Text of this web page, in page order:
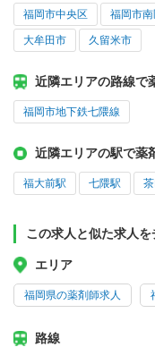
福岡市中央区 福岡市南
大牟田市 久留米市
近隣エリアの路線で
福岡市地下鉄七隈線
近隣エリアの駅で薬
福大前駅 七隈駅
この求人と似た求人を
エリア
福岡県の薬剤師求人
路線